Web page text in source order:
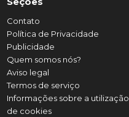
Contato
Política de Privacidade
Publicidade
Quem somos nós?
Aviso legal
Termos de serviço
Informações sobre a utilização
de cookies